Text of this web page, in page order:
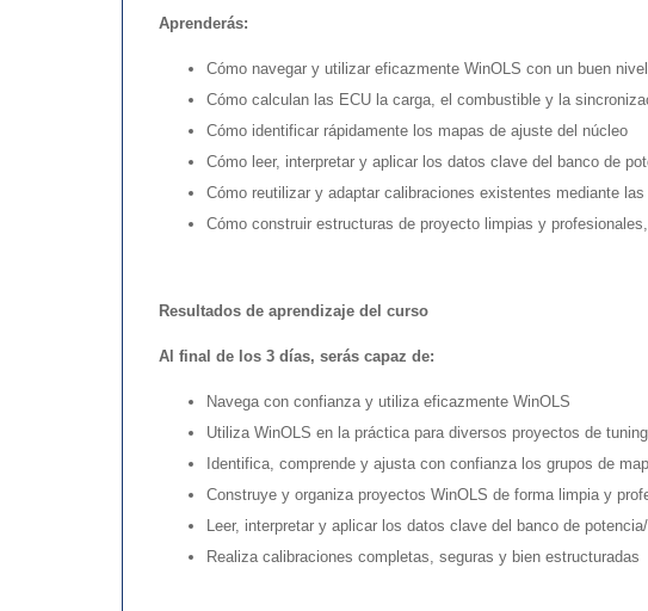
Aprenderás:
Cómo navegar y utilizar eficazmente WinOLS con un buen
Cómo calculan las ECU la carga, el combustible y la
Cómo identificar rápidamente los mapas de ajuste del núcleo
Cómo leer, interpretar y aplicar los datos clave del banco de
Cómo reutilizar y adaptar calibraciones existentes mediante
Cómo construir estructuras de proyecto limpias y
Resultados de aprendizaje del curso
Al final de los 3 días, serás capaz de:
Navega con confianza y utiliza eficazmente WinOLS
Utiliza WinOLS en la práctica para diversos proyectos de tuning
Identifica, comprende y ajusta con confianza los grupos de
Construye y organiza proyectos WinOLS de forma limpia y
Leer, interpretar y aplicar los datos clave del banco de
Realiza calibraciones completas, seguras y bien estructuradas